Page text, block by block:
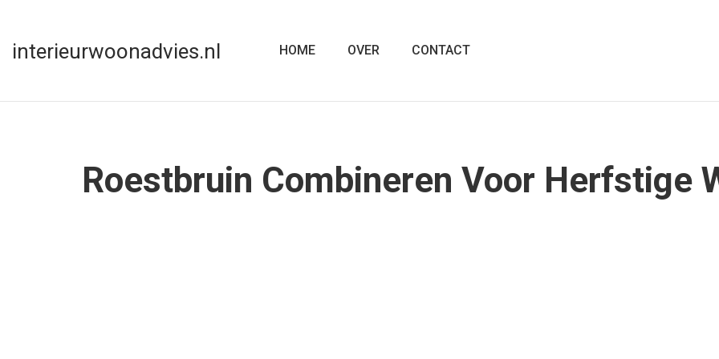
interieurwoonadvies.nl HOME OVER CONTACT
Roestbruin Combineren Voor Herfstige